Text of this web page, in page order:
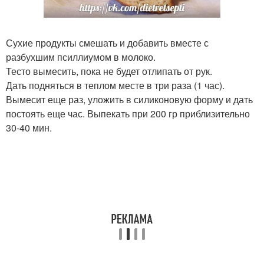
Сухие продукты смешать и добавить вместе с
разбухшим псиллиумом в молоко.
Тесто вымесить, пока не будет отлипать от рук.
Дать подняться в теплом месте в три раза (1 час).
Вымесит еще раз, уложить в силиконовую форму и дать
постоять еще час. Выпекать при 200 гр приблизительно
30-40 мин.